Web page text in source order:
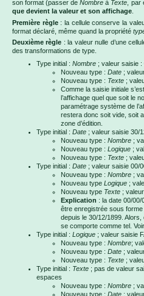
son format (passer deNombreà Texte, par
que devient la valeur et son affichage.
Première règle: la cellule conserve la
format déclaré, même quand la propriété
Deuxième règle : la valeur nulle d’une
des transformations de type.
Type initial : Nombre ; valeur saisie :
Nouveau type : Date ;
Nouveau type : Texte ;
Comme la saisie initiale
l’affichage quel que soit le
paramétrage système de
restera donc soit vide, soit
zone d’édition.
Type initial : Date ; valeur saisie 30/
Nouveau type : Nombre ;
Nouveau type : Logique ;
Nouveau type : Texte ;
Type initial : Date ; valeur saisie 00/
Nouveau type : Nombre ;
Nouveau type Logique ;
Nouveau type Texte ;
Explication : la date 00/00/
être enregistrée sous
depuis le 30/12/1899.
se comporte comme tel.
Type initial : Logique ; valeur saisie
Nouveau type : Nombre;
Nouveau type : Date ;
Nouveau type : Texte ;
Type initial : Texte ; pas de valeur
espaces
Nouveau type : Nombre ;
Nouveau type : Date ;